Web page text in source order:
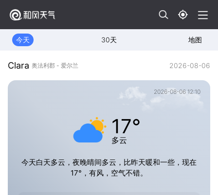
今天 30天 地图
Clara 奥法利郡 - 爱尔兰 2026-08-06
2026-08-06 12:10
17°
多云
今天白天多云，夜晚晴间多云，比昨天暖和一些，现在
17°，有风，空气不错。